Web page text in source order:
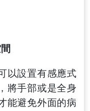
以設置有感應式
，將手部或是全身
能避免外面的病